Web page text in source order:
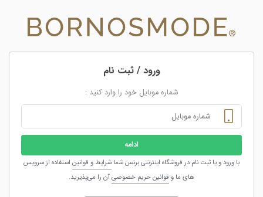
ورود / ثبت نام
شماره موبایل خود را وارد کنید :
ادامه
با ورود و یا ثبت نام در فروشگاه اینترنتی برنس شما شرایط و قوانین استفاده از سرویس
های ما و قوانین حریم خصوصیآن را می‌پذیرید.